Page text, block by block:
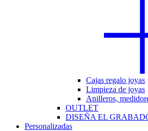
Cajas regalo joyas
Limpieza de joyas
Anilleros,
OUTLET
DISEÑA EL
Personalizadas